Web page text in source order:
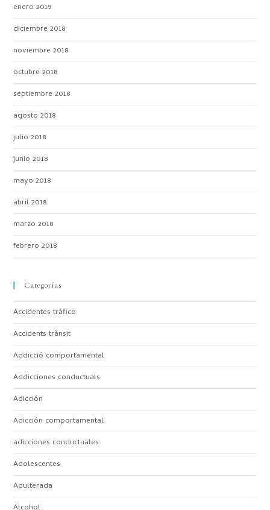
enero 2019
diciembre 2018
noviembre 2018
octubre 2018
septiembre 2018
agosto 2018
julio 2018
junio 2018
mayo 2018
abril 2018
marzo 2018
febrero 2018
Categorías
Accidentes tráfico
Accidents trànsit
Addicció comportamental
Addicciones conductuals
Adicción
Adicción comportamental
adicciones conductuales
Adolescentes
Adulterada